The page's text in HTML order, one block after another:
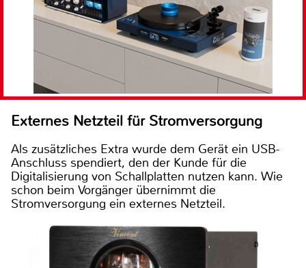
Externes Netzteil für Stromversorgung
Als zusätzliches Extra wurde dem Gerät ein USB-
Anschluss spendiert, den der Kunde für die
Digitalisierung von Schallplatten nutzen kann. Wie
schon beim Vorgänger übernimmt die
Stromversorgung ein externes Netzteil.